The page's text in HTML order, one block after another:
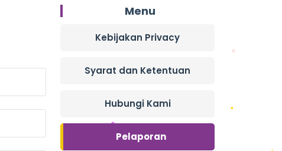
Menu
Kebijakan Privacy
Syarat dan Ketentuan
Hubungi Kami
Pelaporan